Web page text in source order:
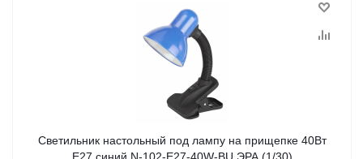
Светильник настольный под лампу на прищепке 40Вт